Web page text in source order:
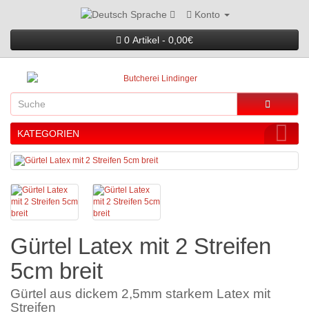
Sprache Konto
0 Artikel - 0,00€
KATEGORIEN
Gürtel Latex mit 2 Streifen
5cm breit
Gürtel aus dickem 2,5mm starkem Latex mit
Streifen